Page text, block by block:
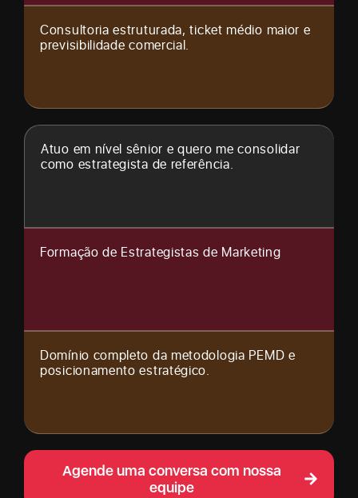
Consultoria estruturada, ticket médio maior e
previsibilidade comercial.
Atuo em nível sênior e quero me consolidar
como estrategista de referência.
Formação de Estrategistas de Marketing
Domínio completo da metodologia PEMD e
posicionamento estratégico.
Agende uma conversa com nossa
equipe